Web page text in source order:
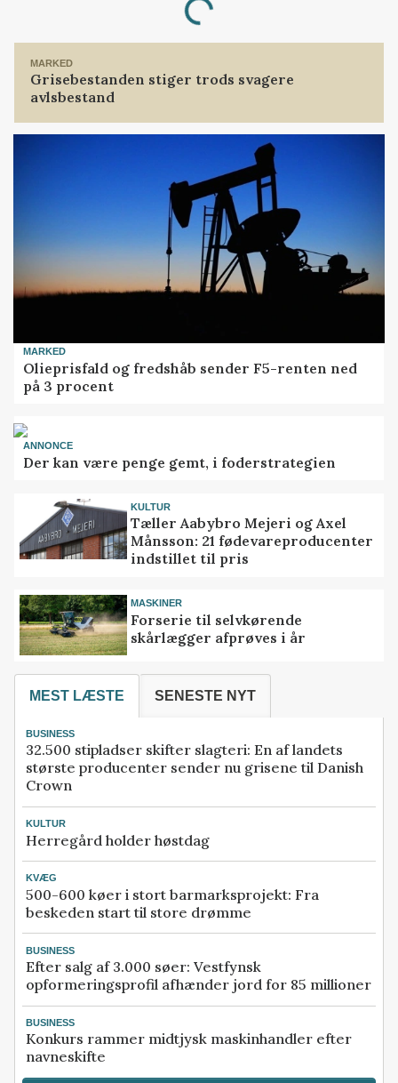
Loading...
MARKED
Grisebestanden stiger trods svagere
avlsbestand
MARKED
Olieprisfald og fredshåb sender F5-renten ned
på 3 procent
ANNONCE
Der kan være penge gemt, i foderstrategien
KULTUR
Tæller Aabybro Mejeri og Axel
Månsson: 21 fødevareproducenter
indstillet til pris
MASKINER
Forserie til selvkørende
skårlægger afprøves i år
MEST LÆSTE SENESTE NYT
BUSINESS
32.500 stipladser skifter slagteri: En af landets
største producenter sender nu grisene til Danish
Crown
KULTUR
Herregård holder høstdag
KVÆG
500-600 køer i stort barmarksprojekt: Fra
beskeden start til store drømme
BUSINESS
Efter salg af 3.000 søer: Vestfynsk
opformeringsprofil afhænder jord for 85 millioner
BUSINESS
Konkurs rammer midtjysk maskinhandler efter
navneskifte